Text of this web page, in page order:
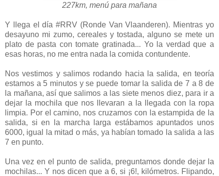
227km, menú para mañana
Y llega el día #RRV (Ronde Van Vlaanderen). Mientras yo
desayuno mi zumo, cereales y tostada, alguno se mete un
plato de pasta con tomate gratinada... Yo la verdad que a
esas horas, no me entra nada la comida contundente.
Nos vestimos y salimos rodando hacia la salida, en teoría
estamos a 5 minutos y se puede tomar la salida de 7 a 8 de
la mañana, así que salimos a las siete menos diez, para ir a
dejar la mochila que nos llevaran a la llegada con la ropa
limpia. Por el camino, nos cruzamos con la estampida de la
salida, si en la marcha larga estábamos apuntados unos
6000, igual la mitad o más, ya habían tomado la salida a las
7 en punto.
Una vez en el punto de salida, preguntamos donde dejar la
mochilas... Y nos dicen que a 6, si ¡6!, kilómetros. Flipando,